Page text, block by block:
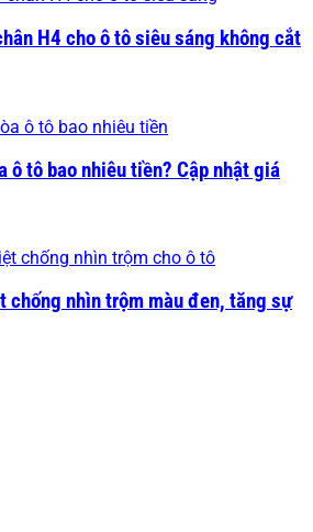
H4 cho ô tô siêu sáng không cắt
ô tô bao nhiêu tiền? Cập nhật giá
chống nhìn trộm màu đen, tăng sự